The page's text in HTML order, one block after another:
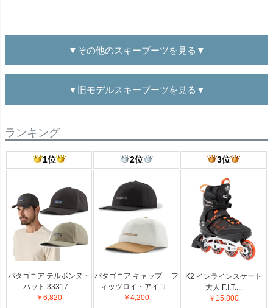
▼その他のスキーブーツを見る▼
▼旧モデルスキーブーツを見る▼
ランキング
1位 2位 3位
パタゴニア テルボンヌ・
ハット 33317 ...
￥6,820
パタゴニア キャップ フ
ィッツロイ・アイコ...
￥4,200
K2 インラインスケート
大人 F.I.T....
￥15,800